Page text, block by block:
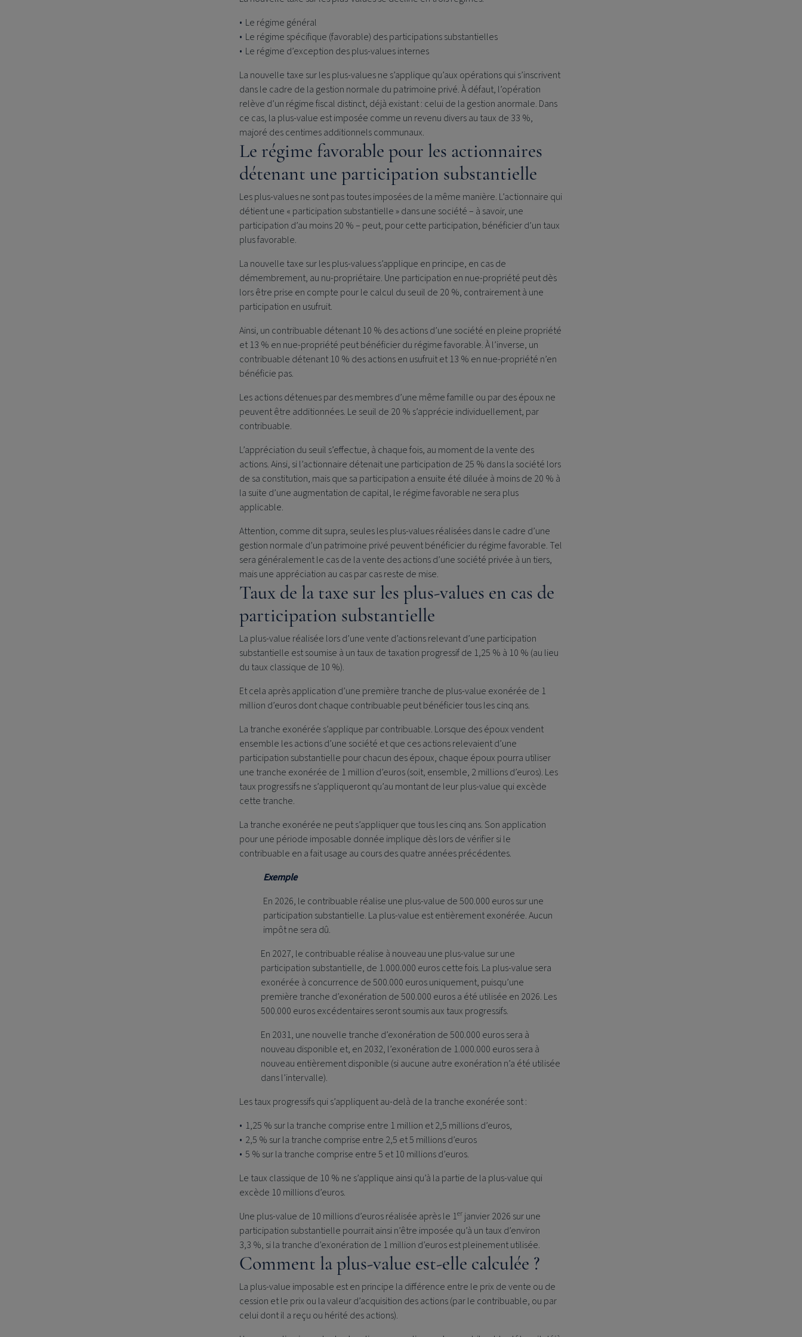
Le régime général
Le régime spécifique (favorable) des participations substantielles
Le régime d’exception des plus-values internes
La nouvelle taxe sur les plus-values ne s’applique qu’aux opérations qui s’inscrivent
dans le cadre de la gestion normale du patrimoine privé. À défaut, l’opération
relève d’un régime fiscal distinct, déjà existant : celui de la gestion anormale. Dans
ce cas, la plus-value est imposée comme un revenu divers au taux de 33 %,
majoré des centimes additionnels communaux.
Le régime favorable pour les actionnaires
détenant une participation substantielle
Les plus-values ne sont pas toutes imposées de la même manière. L’actionnaire qui
détient une « participation substantielle » dans une société – à savoir, une
participation d’au moins 20 % – peut, pour cette participation, bénéficier d’un taux
plus favorable.
La nouvelle taxe sur les plus-values s’applique en principe, en cas de
démembrement, au nu-propriétaire. Une participation en nue-propriété peut dès
lors être prise en compte pour le calcul du seuil de 20 %, contrairement à une
participation en usufruit.
Ainsi, un contribuable détenant 10 % des actions d’une société en pleine propriété
et 13 % en nue-propriété peut bénéficier du régime favorable. À l’inverse, un
contribuable détenant 10 % des actions en usufruit et 13 % en nue-propriété n’en
bénéficie pas.
Les actions détenues par des membres d’une même famille ou par des époux ne
peuvent être additionnées. Le seuil de 20 % s’apprécie individuellement, par
contribuable.
L’appréciation du seuil s’effectue, à chaque fois, au moment de la vente des
actions. Ainsi, si l’actionnaire détenait une participation de 25 % dans la société lors
de sa constitution, mais que sa participation a ensuite été diluée à moins de 20 % à
la suite d’une augmentation de capital, le régime favorable ne sera plus
applicable.
Attention, comme dit supra, seules les plus-values réalisées dans le cadre d’une
gestion normale d’un patrimoine privé peuvent bénéficier du régime favorable. Tel
sera généralement le cas de la vente des actions d’une société privée à un tiers,
mais une appréciation au cas par cas reste de mise.
Taux de la taxe sur les plus-values en cas de
participation substantielle
La plus-value réalisée lors d’une vente d’actions relevant d’une participation
substantielle est soumise à un taux de taxation progressif de 1,25 % à 10 % (au lieu
du taux classique de 10 %).
Et cela après application d’une première tranche de plus-value exonérée de 1
million d’euros dontchaque contribuable peut bénéficiertous les cinq ans.
La tranche exonérée s’applique par contribuable. Lorsque des époux vendent
ensemble les actions d’une société et que ces actions relevaient d’une
participation substantielle pour chacun des époux, chaque époux pourra utiliser
une tranche exonérée de 1 million d’euros (soit, ensemble, 2 millions d’euros). Les
taux progressifs ne s’appliqueront qu’au montant de leur plus-value qui excède
cette tranche.
La tranche exonérée ne peut s’appliquer que tous les cinq ans. Son application
pour une période imposable donnée implique dès lors de vérifier si le
contribuable en a fait usage au cours des quatre années précédentes.
Exemple
En 2026, le contribuable réalise une plus-value de 500.000 euros sur une
participation substantielle. La plus-value est entièrement exonérée. Aucun
impôt ne sera dû.
En 2027, le contribuable réalise à nouveau une plus-value sur une
participation substantielle, de 1.000.000 euros cette fois. La plus-value sera
exonérée à concurrence de 500.000 euros uniquement, puisqu’une
première tranche d’exonération de 500.000 euros a été utilisée en 2026. Les
500.000 euros excédentaires seront soumis aux taux progressifs.
En 2031, une nouvelle tranche d’exonération de 500.000 euros sera à
nouveau disponible et, en 2032, l’exonération de 1.000.000 euros sera à
nouveau entièrement disponible (si aucune autre exonération n’a été utilisée
dans l’intervalle).
Les taux progressifs qui s’appliquent au-delà de la tranche exonérée sont :
1,25 % sur la tranche comprise entre 1 million et 2,5 millions d’euros,
2,5 % sur la tranche comprise entre 2,5 et 5 millions d’euros
5 % sur la tranche comprise entre 5 et 10 millions d’euros.
Le taux classique de 10 % ne s’applique ainsi qu’à la partie de la plus-value qui
excède 10 millions d’euros.
Une plus-value de 10 millions d’euros réalisée après le 1erjanvier 2026 sur une
participation substantielle pourrait ainsi n’être imposée qu’à un taux d’environ
3,3 %, si la tranche d’exonération de 1 million d’euros est pleinement utilisée.
Comment la plus-value est-elle calculée ?
La plus-value imposable est en principe la différence entre le prix de vente ou de
cession et le prix ou la valeur d’acquisition des actions (par le contribuable, ou par
celui dont il a reçu ou hérité des actions).